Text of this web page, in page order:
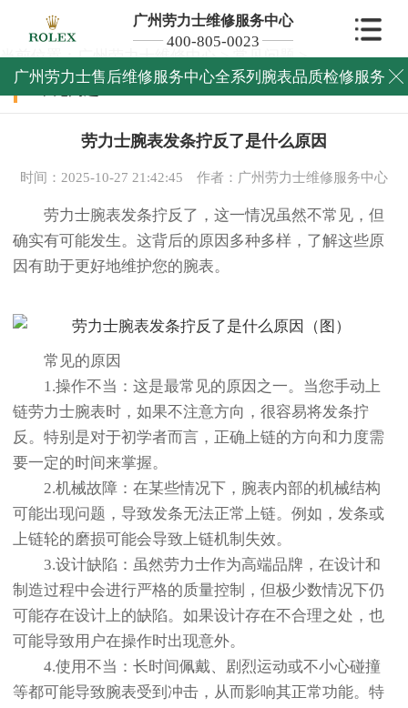
广州劳力士维修服务中心
400-805-0023
广州劳力士售后维修服务中心全系列腕表品质检修服务 
当前位置：广州劳力士维修中心>常见问题>
常见问题
劳力士腕表发条拧反了是什么原因
时间：2025-10-27 21:42:45 作者：广州劳力士维修服务中心
劳力士腕表发条拧反了，这一情况虽然不常见，但
确实有可能发生。这背后的原因多种多样，了解这些原
因有助于更好地维护您的腕表。
常见的原因
1.操作不当：这是最常见的原因之一。当您手动上
链劳力士腕表时，如果不注意方向，很容易将发条拧
反。特别是对于初学者而言，正确上链的方向和力度需
要一定的时间来掌握。
2.机械故障：在某些情况下，腕表内部的机械结构
可能出现问题，导致发条无法正常上链。例如，发条或
上链轮的磨损可能会导致上链机制失效。
3.设计缺陷：虽然劳力士作为高端品牌，在设计和
制造过程中会进行严格的质量控制，但极少数情况下仍
可能存在设计上的缺陷。如果设计存在不合理之处，也
可能导致用户在操作时出现意外。
4.使用不当：长时间佩戴、剧烈运动或不小心碰撞
等都可能导致腕表受到冲击，从而影响其正常功能。特